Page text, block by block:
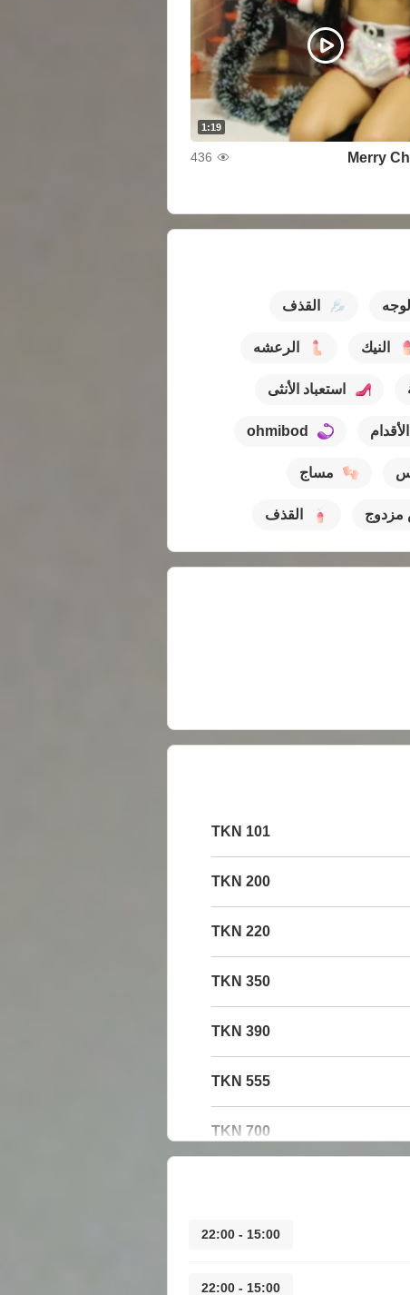
1:19
Merry
436
القذف
النيك الرعشه
استعباد الأنثى
ohmibod
مساج
القذف
101 TKN
200 TKN
220 TKN
350 TKN
390 TKN
555 TKN
700 TKN
15:00 - 22:00
15:00 - 22:00